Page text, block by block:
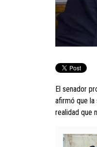
El senador
afirmó que la
realidad que